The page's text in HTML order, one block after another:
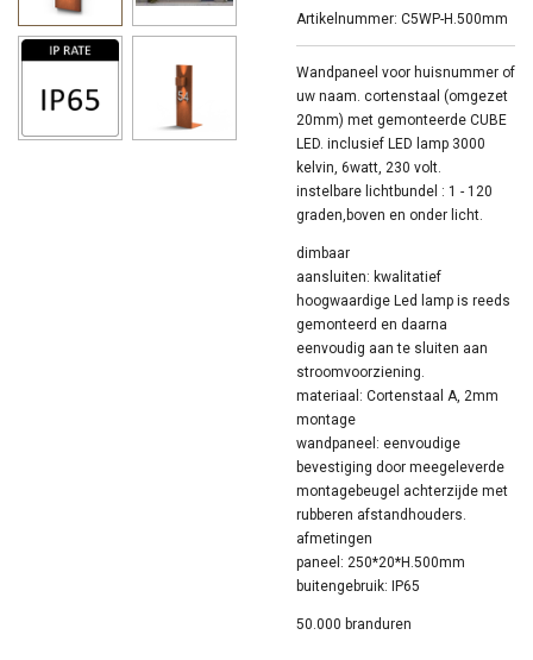
Artikelnummer: C5WP-H.500mm
Wandpaneel voor huisnummer of
uw naam. cortenstaal (omgezet
20mm) met gemonteerde CUBE
LED. inclusief LED lamp 3000
kelvin, 6watt, 230 volt.
instelbare lichtbundel : 1 - 120
graden,boven en onder licht.
dimbaar
aansluiten: kwalitatief
hoogwaardige Led lamp is reeds
gemonteerd en daarna
eenvoudig aan te sluiten aan
stroomvoorziening.
materiaal: Cortenstaal A, 2mm
montage
wandpaneel: eenvoudige
bevestiging door meegeleverde
montagebeugel achterzijde met
rubberen afstandhouders.
afmetingen
paneel: 250*20*H.500mm
buitengebruik: IP65
50.000 branduren